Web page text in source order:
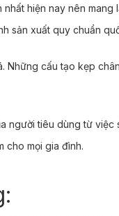
hiện nay nên
sản xuất quy chuẩn
cấu tạo kẹp
người tiêu dùng từ việc
cho mọi gia đình.